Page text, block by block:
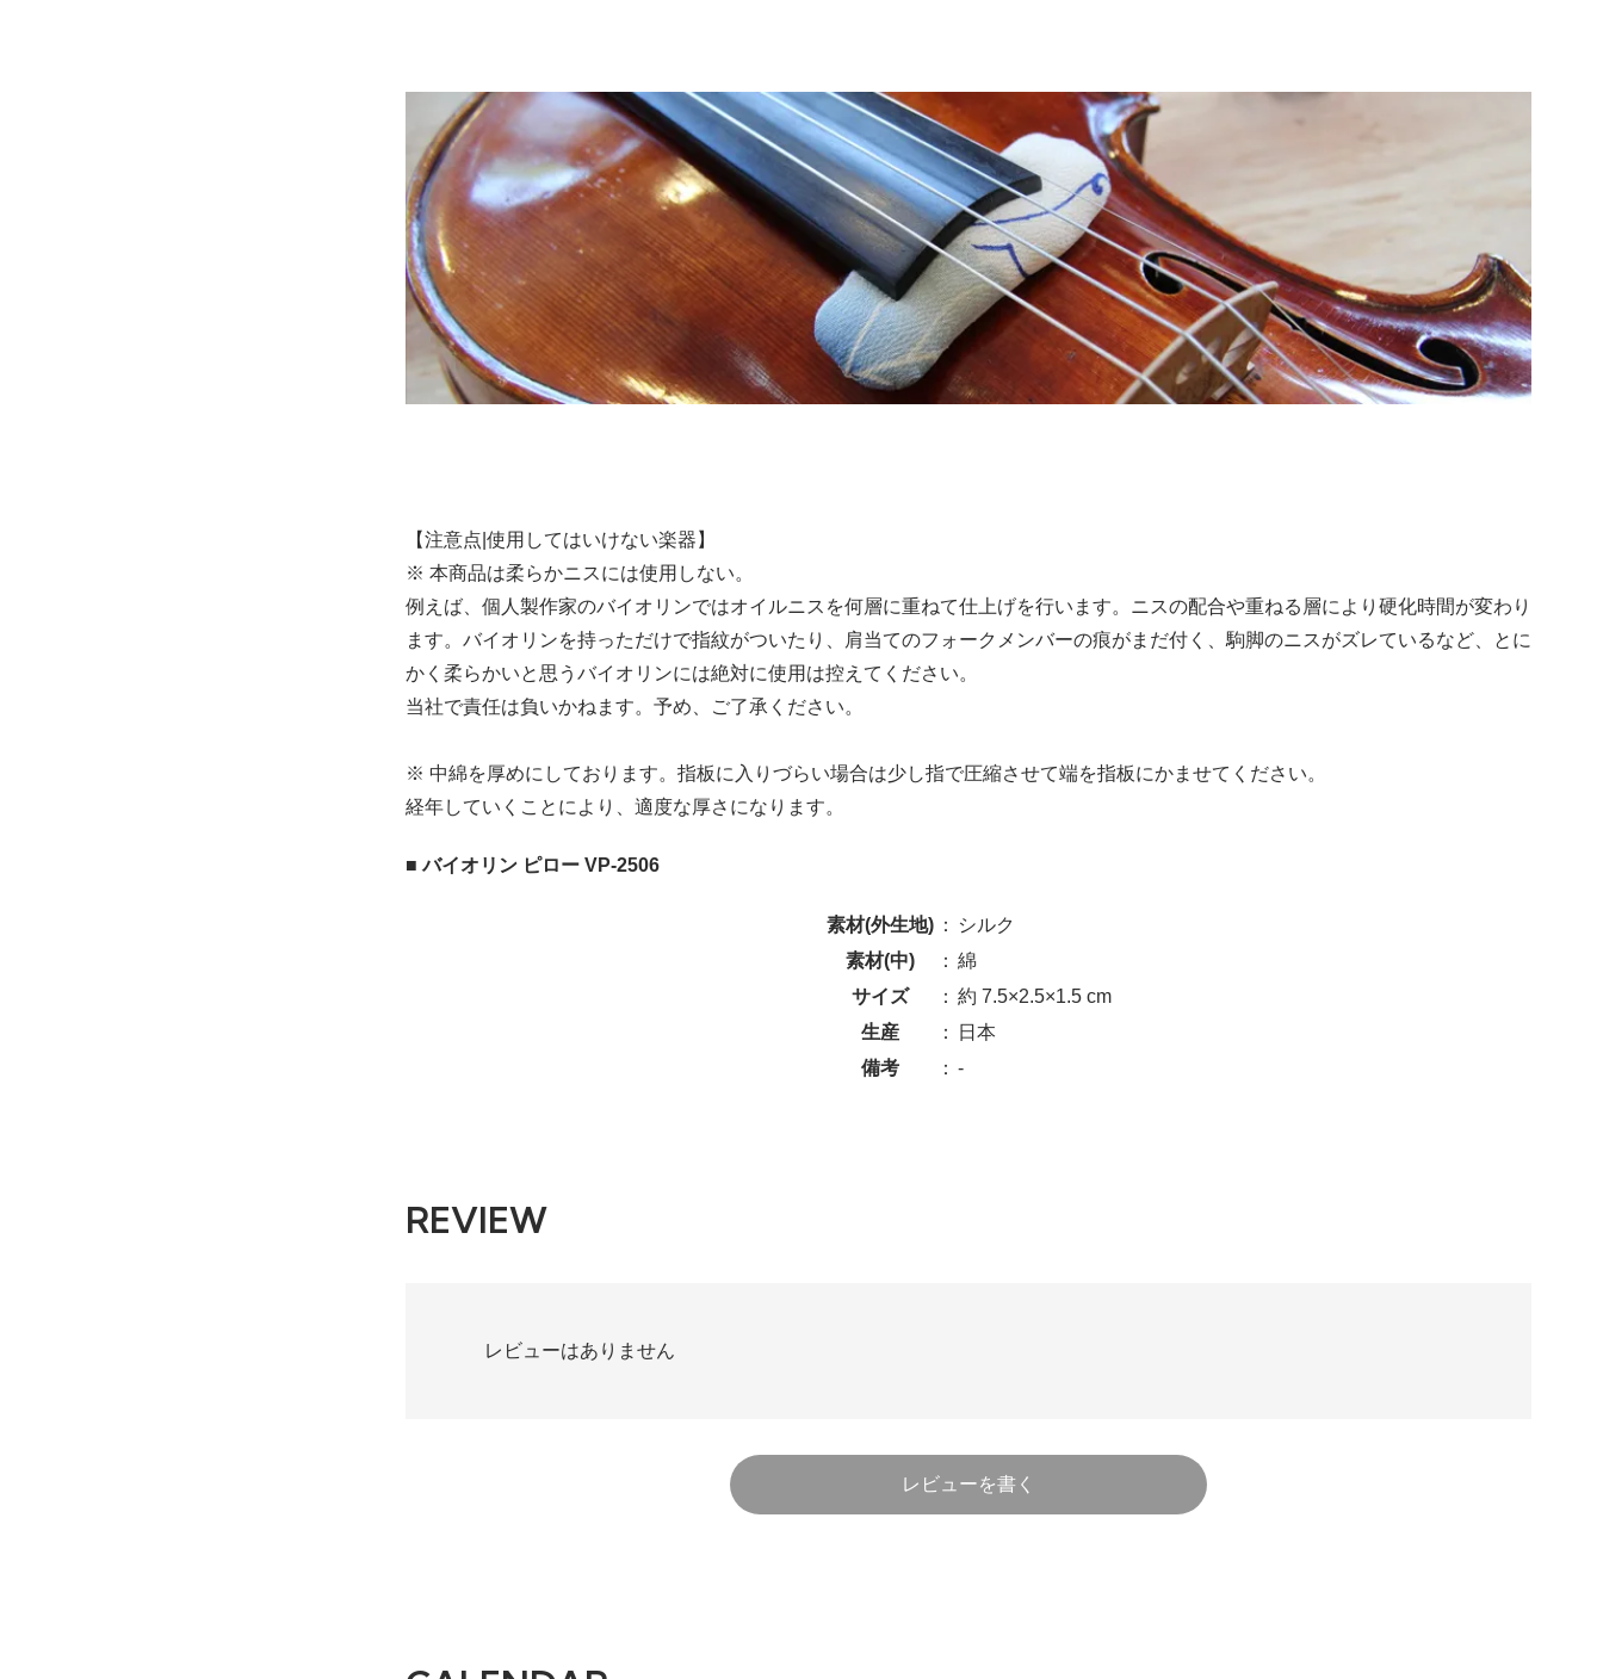
【注意点|使用してはいけない楽器】
※ 本商品は柔らかニスには使用しない。
例えば、個人製作家のバイオリンではオイルニスを何層に重ねて仕上げを行います。ニスの配合や重ねる層により硬化時間が変わり
ます。バイオリンを持っただけで指紋がついたり、肩当てのフォークメンバーの痕がまだ付く、駒脚のニスがズレているなど、とに
かく柔らかいと思うバイオリンには絶対に使用は控えてください。
当社で責任は負いかねます。予め、ご了承ください。
※ 中綿を厚めにしております。指板に入りづらい場合は少し指で圧縮させて端を指板にかませてください。
経年していくことにより、適度な厚さになります。
■ バイオリン ピロー VP-2506
素材(外生地) ：
シルク
素材(中)
： 綿
サイズ
： 約 7.5×2.5×1.5 cm
生産
：
日本
備考
： -
REVIEW
レビューはありません
レビューを書く